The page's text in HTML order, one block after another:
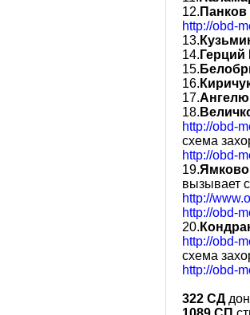
12.
http://obd-
13.
14.
15.
16.
17.
18.
http://obd-
схема
http://obd-
19.
вызывает
http://
http://obd-
20.
http://obd-
схема
http://obd-
322 СД